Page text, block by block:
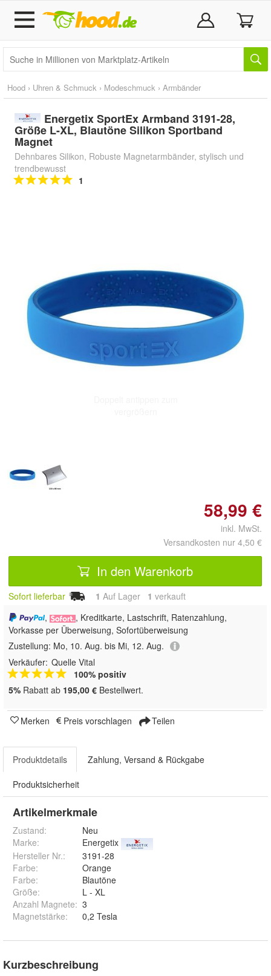
Hood › Uhren & Schmuck › Modeschmuck › Armbänder
Energetix SportEx Armband 3191-28,
Größe L-XL, Blautöne Silikon Sportband
Magnet
Dehnbares Silikon, Robuste Magnetarmbänder, stylisch und
trendbewusst
1
58,99 €
inkl. MwSt.
Versandkosten nur 4,50 €
In den Warenkorb
Sofort lieferbar 1 Auf Lager 1 verkauft
,
, Kreditkarte, Lastschrift, Ratenzahlung,
Vorkasse per Überweisung, Sofortüberweisung
Zustellung: Mo, 10. Aug. bis Mi, 12. Aug.
Verkäufer: Quelle Vital
100% positiv
5% Rabatt ab 195,00 € Bestellwert.
Merken Preis vorschlagen Teilen
Produktdetails Zahlung, Versand & Rückgabe
Produktsicherheit
Artikelmerkmale
Zustand:
Neu
Marke:
Energetix
Hersteller Nr.:
3191-28
Farbe:
Orange
Farbe:
Blautöne
Größe:
L - XL
Anzahl Magnete: 3
Magnetstärke: 0,2 Tesla
Kurzbeschreibung